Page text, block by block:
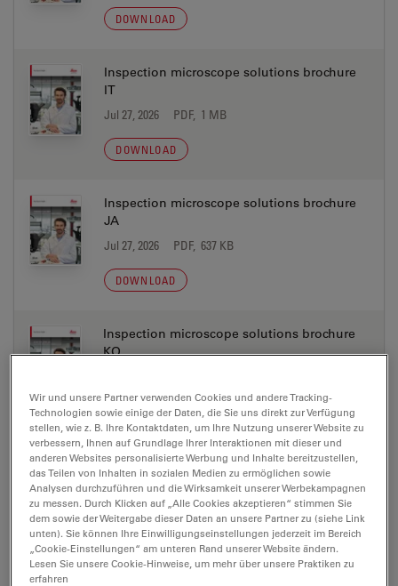
DOWNLOAD
Inspection microscope solutions brochure
IT
Jul 27, 2026 PDF, 1 MB
DOWNLOAD
Inspection microscope solutions brochure
JA
Jul 27, 2026 PDF, 637 KB
DOWNLOAD
Inspection microscope solutions brochure
KO
DOWNLOAD
Inspection microscope solutions brochure
PT
Jul 27, 2026 PDF, 1 MB
DOWNLOAD
Wir und unsere Partner verwenden Cookies und andere Tracking-
Technologien sowie einige der Daten, die Sie uns direkt zur Verfügung
stellen, wie z. B. Ihre Kontaktdaten, um Ihre Nutzung unserer Website zu
verbessern, Ihnen auf Grundlage Ihrer Interaktionen mit dieser und
anderen Websites personalisierte Werbung und Inhalte bereitzustellen,
das Teilen von Inhalten in sozialen Medien zu ermöglichen sowie
Analysen durchzuführen und die Wirksamkeit unserer Werbekampagnen
zu messen. Durch Klicken auf „Alle Cookies akzeptieren“ stimmen Sie
dem sowie der Weitergabe dieser Daten an unsere Partner zu (siehe Link
unten). Sie können Ihre Einwilligungseinstellungen jederzeit im Bereich
„Cookie-Einstellungen“ am unteren Rand unserer Website ändern.
Lesen Sie unsere Cookie-Hinweise, um mehr über unsere Praktiken zu
erfahren